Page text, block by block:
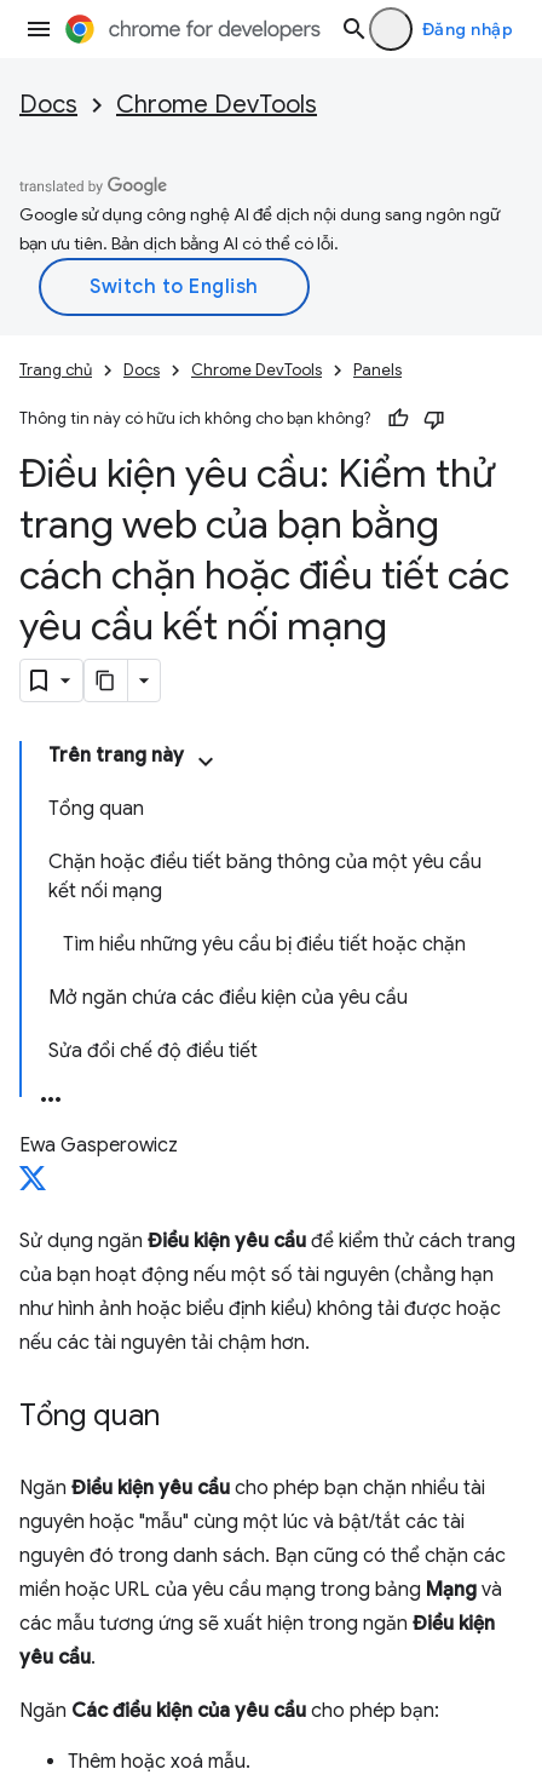
Đăng nhập
Docs Chrome DevTools
Google sử dụng công nghệ AI để dịch nội dung sang ngôn ngữ
bạn ưu tiên. Bản dịch bằng AI có thể có lỗi.
Trang chủ Docs Chrome DevTools Panels
Thông tin này có hữu ích không cho bạn không?
Điều kiện yêu cầu: Kiểm thử
trang web của bạn bằng
cách chặn hoặc điều tiết các
yêu cầu kết nối mạng
Trên trang này
Tổng quan
Chặn hoặc điều tiết băng thông của một yêu cầu
kết nối mạng
Tìm hiểu những yêu cầu bị điều tiết hoặc chặn
Mở ngăn chứa các điều kiện của yêu cầu
Sửa đổi chế độ điều tiết
Ewa Gasperowicz
Sử dụng ngăn Điều kiện yêu cầu để kiểm thử cách trang
của bạn hoạt động nếu một số tài nguyên (chẳng hạn
như hình ảnh hoặc biểu định kiểu) không tải được hoặc
nếu các tài nguyên tải chậm hơn.
Tổng quan
Ngăn Điều kiện yêu cầu cho phép bạn chặn nhiều tài
nguyên hoặc "mẫu" cùng một lúc và bật/tắt các tài
nguyên đó trong danh sách. Bạn cũng có thể chặn các
miền hoặc URL của yêu cầu mạng trong bảng Mạng và
các mẫu tương ứng sẽ xuất hiện trong ngăn Điều kiện
yêu cầu.
Ngăn Các điều kiện của yêu cầu cho phép bạn:
Thêm hoặc xoá mẫu.